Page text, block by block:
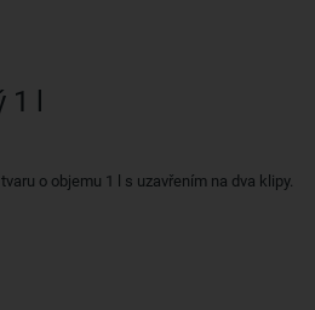
l
o objemu 1 l s uzavřením na dva klipy.